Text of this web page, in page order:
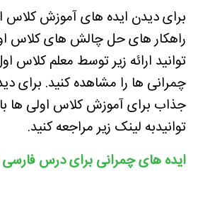
برای دیدن ایده های آموزش کلاس
راهکار های حل چالش های کلاس
توانید ارائه زیر توسط معلم کلاس
چمرانی ها را مشاهده کنید. برای
جذاب برای آموزش کلاس اولی ها
توانیدبه لینک زیر مراجعه کنید.
ایده های چمرانی برای درس